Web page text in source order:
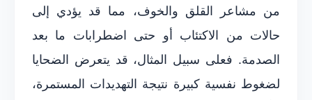
من مشاعر القلق والخوف، مما قد يؤدي إلى
حالات من الاكتئاب أو حتى اضطرابات ما بعد
الصدمة. فعلى سبيل المثال، قد يتعرض الضحايا
لضغوط نفسية كبيرة نتيجة التهديدات المستمرة،